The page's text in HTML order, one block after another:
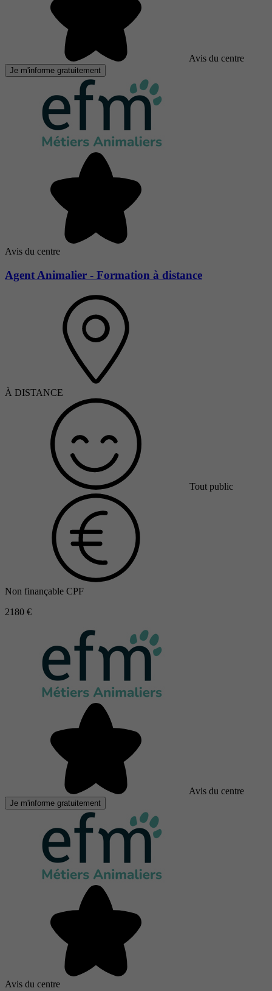
Avis du centre
Je m'informe gratuitement
Avis du centre
Agent Animalier - Formation à distance
À DISTANCE
Tout public
Non finançable CPF
2180 €
Avis du centre
Je m'informe gratuitement
Avis du centre